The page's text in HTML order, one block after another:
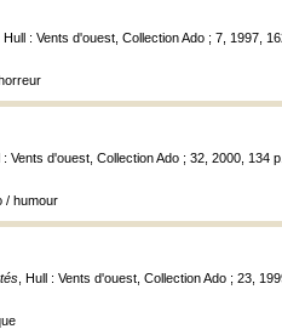
, Hull : Vents d'ouest, Collection Ado ; 7, 1997,
: Vents d'ouest, Collection Ado ; 32, 2000, 134
/ humour
, Hull : Vents d'ouest, Collection Ado ; 23,